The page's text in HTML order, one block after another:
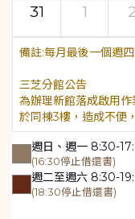
31
1 2
每月最後一個週
三芝分館公告
為辦理新館落成啟用
於同棟3樓，造成不便
週日、週一 8:30-
(16:30停止借還書)
週二至週六 8:30-
(18:30停止借還書)